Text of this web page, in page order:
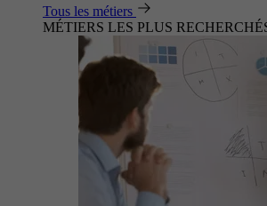
Tous les métiers
MÉTIERS LES PLUS